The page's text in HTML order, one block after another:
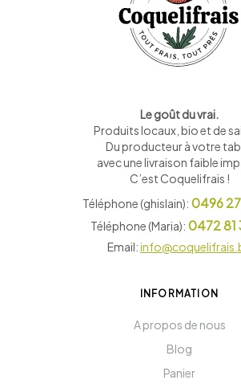
Le goût du vrai.
Produits locaux, bio et de
Du producteur à votre
avec une livraison faible
C’est Coquelifrais !
Téléphone (ghislain): 0496
Téléphone (Maria): 0472 81
Email:
INFORMATION
A propos de nous
Blog
Panier